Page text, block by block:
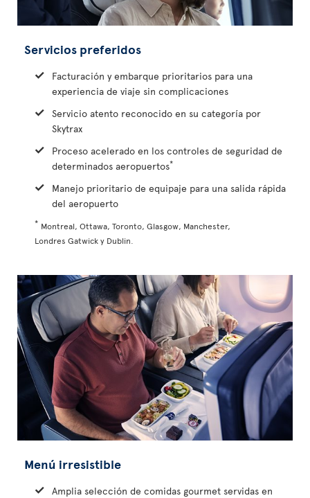
Servicios preferidos
Facturación y embarque prioritarios para una
experiencia de viaje sin complicaciones
Servicio atento reconocido en su categoría por
Skytrax
Proceso acelerado en los controles de seguridad de
determinados aeropuertos*
Manejo prioritario de equipaje para una salida rápida
del aeropuerto
* Montreal, Ottawa, Toronto, Glasgow, Manchester,
Londres Gatwick y Dublin.
Menú irresistible
Amplia selección de comidas gourmet servidas en